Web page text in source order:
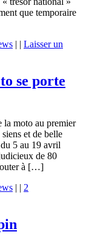
que temporaire
| | Laisser un
se porte
la moto au premier
et de belle
5 au 19 avril
de 80
à […]
| | 2